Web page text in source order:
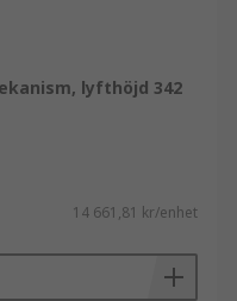
lyfthöjd 342
14 661,81 kr/enhet